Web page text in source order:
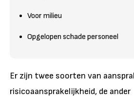
Voor milieu
Opgelopen schade personeel
Er zijn twee soorten van
risicoaansprakelijkheid, de ander